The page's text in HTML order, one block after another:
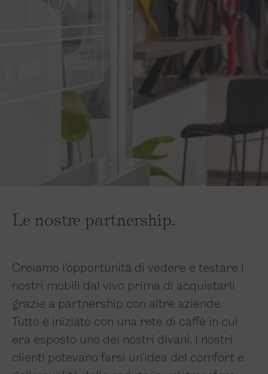
Le nostre partnership.
Creiamo l’opportunità di vedere e testare i
nostri mobili dal vivo prima di acquistarli
grazie a partnership con altre aziende.
Tutto è iniziato con una rete di caffè in cui
era esposto uno dei nostri divani. I nostri
clienti potevano farsi un’idea del comfort e